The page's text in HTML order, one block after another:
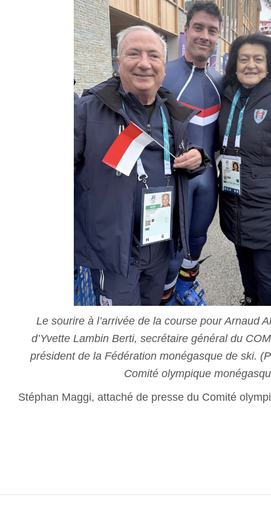
Le sourire à l’arrivée de la course pour Arnaud
d’Yvette Lambin Berti, secrétaire général du
président de la Fédération monégasque de ski.
Comité olympique
Stéphan Maggi, attaché de presse du Comité